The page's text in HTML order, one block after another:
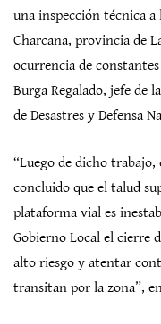
una inspección técnica
Charcana, provincia de
ocurrencia de
Burga Regalado, jefe de
de Desastres y Defensa
“Luego de dicho trabajo,
concluido que el talud
plataforma vial es
Gobierno Local el cierre
alto riesgo y atentar
transitan por la zona”,